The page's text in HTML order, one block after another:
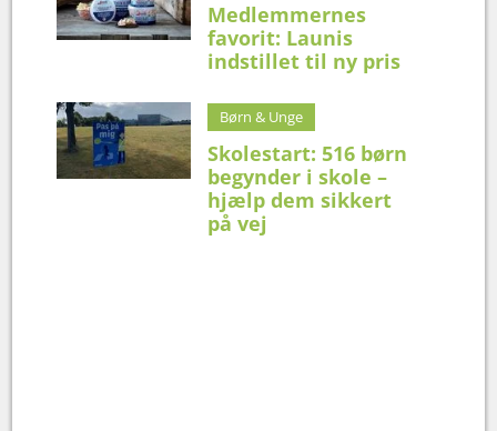
Medlemmernes
favorit: Launis
indstillet til ny pris
Børn & Unge
Skolestart: 516 børn
begynder i skole –
hjælp dem sikkert
på vej